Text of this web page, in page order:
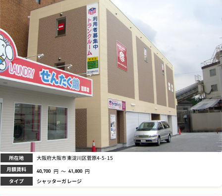
所在地 大阪府大阪市東淀川区菅原4-5-15
月額賃料 40,700 円 ～ 41,800 円
タイプ シャッターガレージ